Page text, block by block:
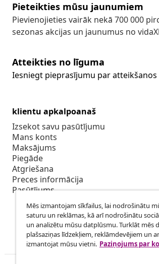
Pieteikties mūsu jaunumiem
Pievienojieties vairāk nekā 700 000
sezonas akcijas un jaunumus no
Atteikties no līguma
Iesniegt pieprasījumu par
klientu apkalpoanaš
Izsekot savu pasūtījumu
Mans konts
Maksājums
Piegāde
Atgriešana
Preces informācija
Pasūtījums
Mēs izmantojam sīkfailus, lai nodrošinātu
saturu un reklāmas, kā arī nodrošinātu
un analizētu mūsu datplūsmu. Turklāt mēs
plašsaziņas līdzekļiem, reklāmdevējiem un
izmantojat mūsu vietni. Paziņojums par